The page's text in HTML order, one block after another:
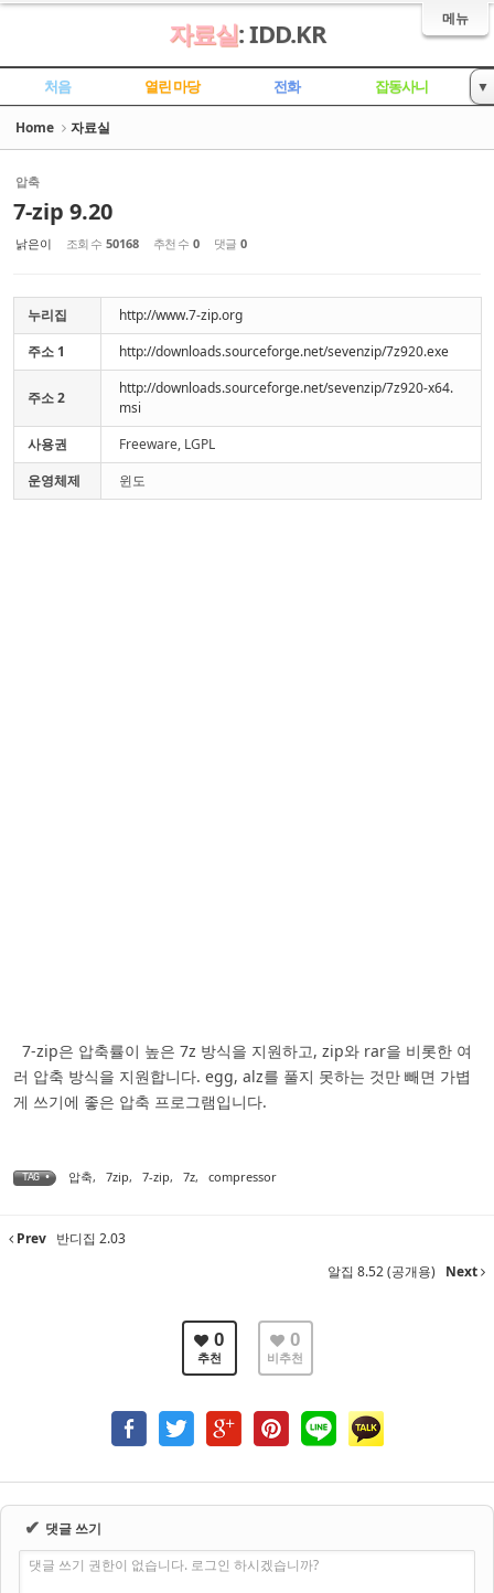
메뉴
자료실: IDD.KR
처음 열린 마당 전화 잡동사니 ▼
Home 자료실
압축
7-zip 9.20
낡은이 조회 수 50168 추천 수 0 댓글 0
누리집
http://www.7-zip.org
주소 1
http://downloads.sourceforge.net/sevenzip/7z920.exe
주소 2
http://downloads.sourceforge.net/sevenzip/7z920-x64.
msi
사용권
Freeware, LGPL
운영체제
윈도
7-zip은 압축률이 높은 7z 방식을 지원하고, zip와 rar을 비롯한 여
러 압축 방식을 지원합니다. egg, alz를 풀지 못하는 것만 빼면 가볍
게 쓰기에 좋은 압축 프로그램입니다.
TAG • 압축, 7zip, 7-zip, 7z, compressor
Prev 반디집 2.03
알집 8.52 (공개용)
Next
0
추천
0
비추천
✔ 댓글 쓰기
댓글 쓰기 권한이 없습니다. 로그인 하시겠습니까?